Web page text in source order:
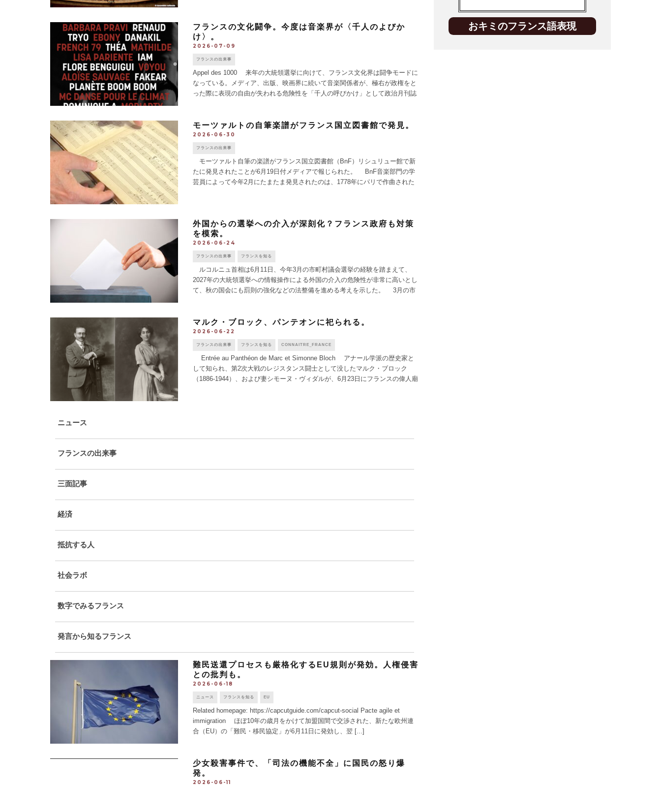
フランスの文化闘争。今度は音楽界が〈千人のよびか
け〉。
2026-07-09
フランスの出来事
Appel des 1000 来年の大統領選挙に向けて、フランス文化界は闘争モードに
なっている。メディア、出版、映画界に続いて音楽関係者が、極右が政権をと
った際に表現の自由が失われる危険性を「千人の呼びかけ」として政治月刊誌
モーツァルトの自筆楽譜がフランス国立図書館で発見。
2026-06-30
フランスの出来事
モーツァルト自筆の楽譜がフランス国立図書館（BnF）リシュリュー館で新
たに発見されたことが6月19日付メディアで報じられた。 BnF音楽部門の学
芸員によって今年2月にたまたま発見されたのは、1778年にパリで作曲された
外国からの選挙への介入が深刻化？フランス政府も対策
を模索。
2026-06-24
フランスの出来事 フランスを知る
ルコルニュ首相は6月11日、今年3月の市町村議会選挙の経験を踏まえて、
2027年の大統領選挙への情報操作による外国の介入の危険性が非常に高いとし
て、秋の国会にも罰則の強化などの法整備を進める考えを示した。 3月の市
マルク・ブロック、パンテオンに祀られる。
2026-06-22
フランスの出来事 フランスを知る CONNAITRE_FRANCE
Entrée au Panthéon de Marc et Simonne Bloch アナール学派の歴史家と
して知られ、第2次大戦のレジスタンス闘士として没したマルク・ブロック
（1886‐1944）、および妻シモーヌ・ヴィダルが、6月23日にフランスの偉人廟
ニュース
フランスの出来事
三面記事
経済
抵抗する人
社会ラボ
数字でみるフランス
発言から知るフランス
難民送還プロセスも厳格化するEU規則が発効。人権侵害
との批判も。
2026-06-18
ニュース フランスを知る EU
Related homepage: https://capcutguide.com/capcut-social Pacte agile et
immigration ほぼ10年の歳月をかけて加盟国間で交渉された、新たな欧州連
合（EU）の「難民・移民協定」が6月11日に発効し、翌 [...]
少女殺害事件で、「司法の機能不全」に国民の怒り爆
発。
2026-06-11
おキミのフランス語表現